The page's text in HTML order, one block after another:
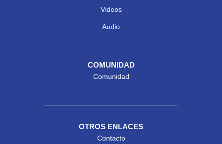
Videos
Audio
COMUNIDAD
Comunidad
OTROS ENLACES
Contacto